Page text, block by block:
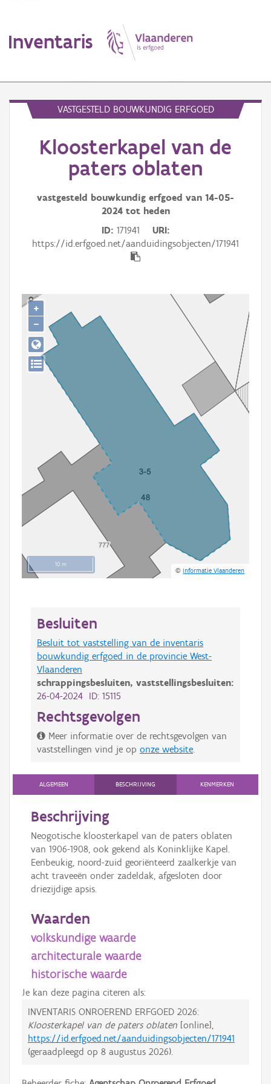
Inventaris
Erfgoedobject
Aanduidingsobject
Waarneming
Gebeurtenis
Downloads
Hergebruik
Aanmelden
VASTGESTELD BOUWKUNDIG ERFGOED
Kloosterkapel van de
paters oblaten
vastgesteld bouwkundig erfgoed van 14-05-
2024tot heden
ID 171941
URI
https://id.erfgoed.net/aanduidingsobjecten/171941
10 m
©Informatie Vlaanderen
+
−
Besluiten
Besluit tot vaststelling van de inventaris
bouwkundig erfgoed in de provincie West-
Vlaanderen
schrappingsbesluiten, vaststellingsbesluiten:
26-04-2024 ID: 15115
Rechtsgevolgen
Meer informatie over de rechtsgevolgen van
vaststellingen vind je op onze website
ALGEMEEN BESCHRIJVING KENMERKEN
Beschrijving
Neogotische kloosterkapel van de paters oblaten
van 1906-1908, ook gekend als Koninklijke Kapel.
Eenbeukig, noord-zuid georiënteerd zaalkerkje van
acht traveeën onder zadeldak, afgesloten door
driezijdige apsis.
Waarden
volkskundige waarde
architecturale waarde
historische waarde
Je kan deze pagina citeren als:
INVENTARIS ONROEREND ERFGOED 2026:
Kloosterkapel van de paters oblaten [online],
https://id.erfgoed.net/aanduidingsobjecten/171941
(geraadpleegd op 8 augustus 2026).